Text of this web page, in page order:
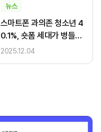
뉴스
스마트폰 과의존 청소년 4
0.1%, 숏폼 세대가 병들고
있다
2025.12.04